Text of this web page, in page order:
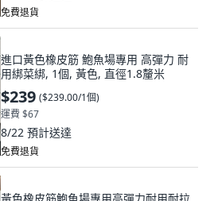
免費退貨
進口黃色橡皮筋 鮑魚場專用 高彈力 耐
用綁菜綁, 1個, 黃色, 直徑1.8釐米
$239 ($239.00/1個)
運費 $67
8/22 預計送達
免費退貨